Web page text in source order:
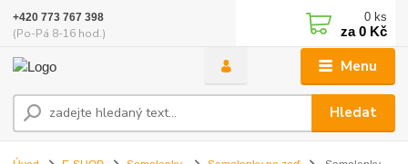
Menu
Hledat
+420 773 767 398
(Po-Pá 8-16 hod.)
0 ks
za0 Kč